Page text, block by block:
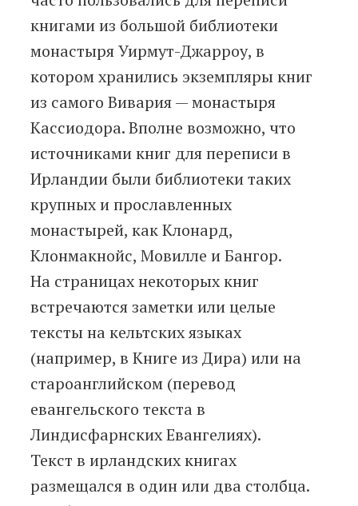
книгами из большой библиотеки
монастыря Уирмут-Джарроу, в
котором хранились экземпляры книг
из самого Вивария — монастыря
Кассиодора. Вполне возможно, что
источниками книг для переписи в
Ирландии были библиотеки таких
крупных и прославленных
монастырей, как Клонард,
Клонмакнойс, Мовилле и Бангор.
На страницах некоторых книг
встречаются заметки или целые
тексты на кельтских языках
(например, в Книге из Дира) или на
староанглийском (перевод
евангельского текста в
Линдисфарнских Евангелиях).
Текст в ирландских книгах
размещался в один или два столбца.